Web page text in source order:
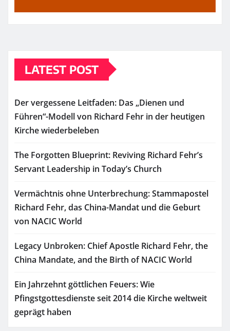
LATEST POST
Der vergessene Leitfaden: Das „Dienen und
Führen“-Modell von Richard Fehr in der heutigen
Kirche wiederbeleben
The Forgotten Blueprint: Reviving Richard Fehr’s
Servant Leadership in Today’s Church
Vermächtnis ohne Unterbrechung: Stammapostel
Richard Fehr, das China-Mandat und die Geburt
von NACIC World
Legacy Unbroken: Chief Apostle Richard Fehr, the
China Mandate, and the Birth of NACIC World
Ein Jahrzehnt göttlichen Feuers: Wie
Pfingstgottesdienste seit 2014 die Kirche weltweit
geprägt haben